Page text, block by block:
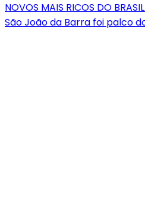
NOVOS MAIS RICOS DO
São João da Barra foi palco